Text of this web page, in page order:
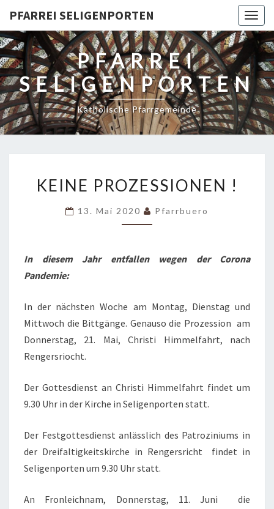
PFARREI SELIGENPORTEN
PFARREI
SELIGENPORTEN
Katholische Pfarrgemeinde
PROZESSIONEN
KEINE PROZESSIONEN !
13. Mai 2020 Pfarrbuero
In diesem Jahr entfallen wegen der Corona
Pandemie:
In der nächsten Woche am Montag, Dienstag und
Mittwoch die Bittgänge. Genauso die Prozession am
Donnerstag, 21. Mai, Christi Himmelfahrt, nach
Rengersriocht.
Der Gottesdienst an Christi Himmelfahrt findet um
9.30 Uhr in der Kirche in Seligenporten statt.
Der Festgottesdienst anlässlich des Patroziniums in
der Dreifaltigkeitskirche in Rengersricht findet in
Seligenporten um 9.30 Uhr statt.
An Fronleichnam, Donnerstag, 11. Juni die